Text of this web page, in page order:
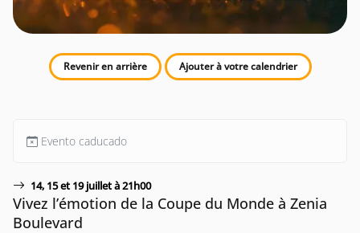
Revenir en arrière Ajouter à votre calendrier
Evento caducado
14, 15 et 19 juillet à 21h00
Vivez l’émotion de la Coupe du Monde à Zenia
Boulevard